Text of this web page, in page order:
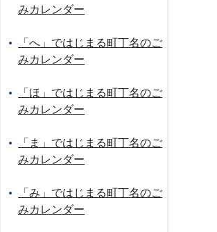
みカレンダー
「へ」ではじまる町丁名のご
みカレンダー
「ほ」ではじまる町丁名のご
みカレンダー
「ま」ではじまる町丁名のご
みカレンダー
「み」ではじまる町丁名のご
みカレンダー